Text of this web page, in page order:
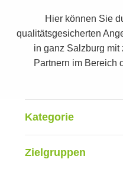
Hier können Sie
qualitätsgesicherten
in ganz Salzburg mit
Partnern im Bereich
Kategorie
Zielgruppen